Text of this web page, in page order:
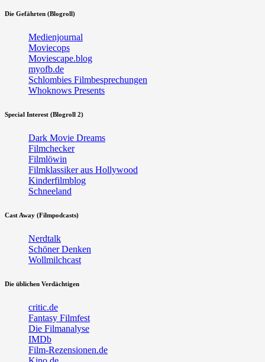
Die Gefährten (Blogroll)
Medienjournal
Moviecops
Moviescape.blog
myofb.de
Schlombies Filmbesprechungen
Whoknows Presents
Special Interest (Blogroll 2)
Dark Movie Dreams
Filmchecker
Filmlöwin
Filmklassiker aus Hollywood
Kinderfilmblog
Schneeland
Cast Away (Filmpodcasts)
Nerdtalk
Schöner Denken
Wollmilchcast
Die üblichen Verdächtigen
critic.de
Fantasy Filmfest
Die Filmanalyse
IMDb
Film-Rezensionen.de